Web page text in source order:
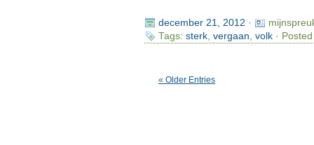
december 21, 2012 ·
Tags: sterk, vergaan volk·
« Older Entries